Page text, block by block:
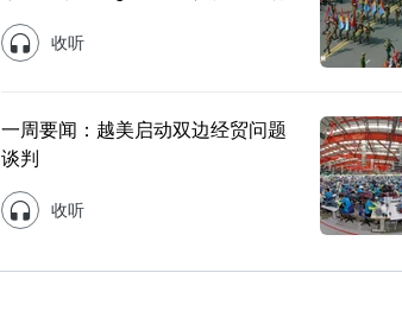
收听
一周要闻：越美启动双边经贸问题
谈判
收听